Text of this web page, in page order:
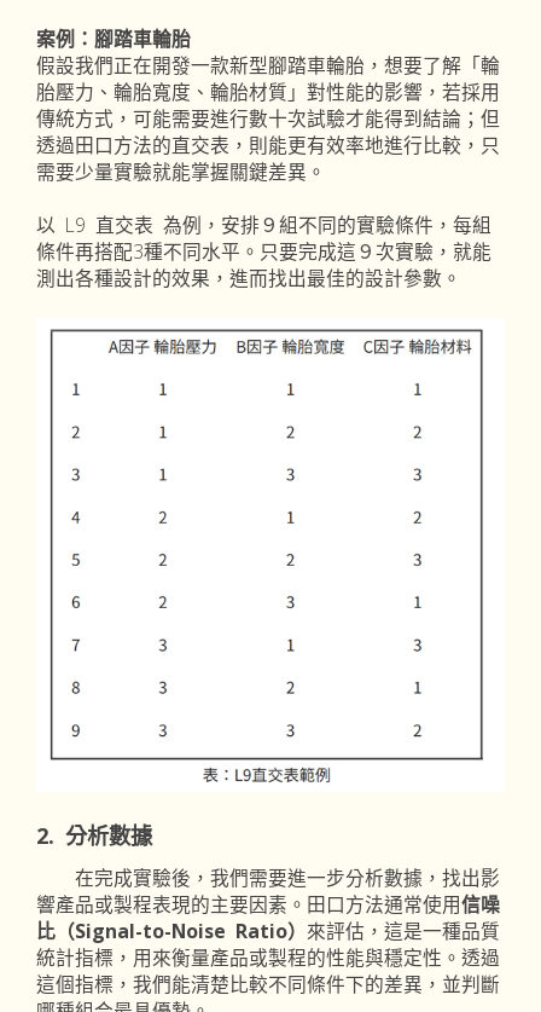
案例：腳踏車輪胎
假設我們正在開發一款新型腳踏車輪胎，想要了解「輪
胎壓力、輪胎寬度、輪胎材質」對性能的影響，若採用
傳統方式，可能需要進行數十次試驗才能得到結論；但
透過田口方法的直交表，則能更有效率地進行比較，只
需要少量實驗就能掌握關鍵差異。
以 L9 直交表 為例，安排９組不同的實驗條件，每組
條件再搭配3種不同水平。只要完成這９次實驗，就能
測出各種設計的效果，進而找出最佳的設計參數。
2. 分析數據
在完成實驗後，我們需要進一步分析數據，找出影
響產品或製程表現的主要因素。田口方法通常使用信噪
比（Signal-to-Noise Ratio） 來評估，這是一種品質
統計指標，用來衡量產品或製程的性能與穩定性。透過
這個指標，我們能清楚比較不同條件下的差異，並判斷